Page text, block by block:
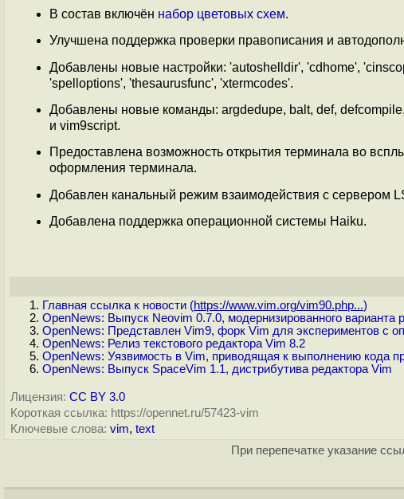
В состав включён набор цветовых схем.
Улучшена поддержка проверки правописания и
Добавлены новые настройки: 'autoshelldir', 'cdhome',
'spelloptions', 'thesaurusfunc', 'xtermcodes'.
Добавлены новые команды: argdedupe, balt, def,
и vim9script.
Предоставлена возможность открытия терминала во
оформления терминала.
Добавлен канальный режим взаимодействия с сервером
Добавлена поддержка операционной системы Haiku.
Главная ссылка к новости (https://www.vim.org/vim90.php...)
OpenNews: Выпуск Neovim 0.7.0, модернизированного варианта
OpenNews: Представлен Vim9, форк Vim для экспериментов с
OpenNews: Релиз текстового редактора Vim 8.2
OpenNews: Уязвимость в Vim, приводящая к выполнению кода
OpenNews: Выпуск SpaceVim 1.1, дистрибутива редактора Vim
Лицензия: CC BY 3.0
Короткая ссылка: https://opennet.ru/57423-vim
Ключевые слова: vim, text
При перепечатке указание